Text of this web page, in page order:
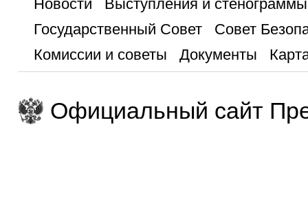
Новости
Выступления и стенограммы
Государственный Совет
Совет
Комиссии и советы
Документы
Официальный сайт